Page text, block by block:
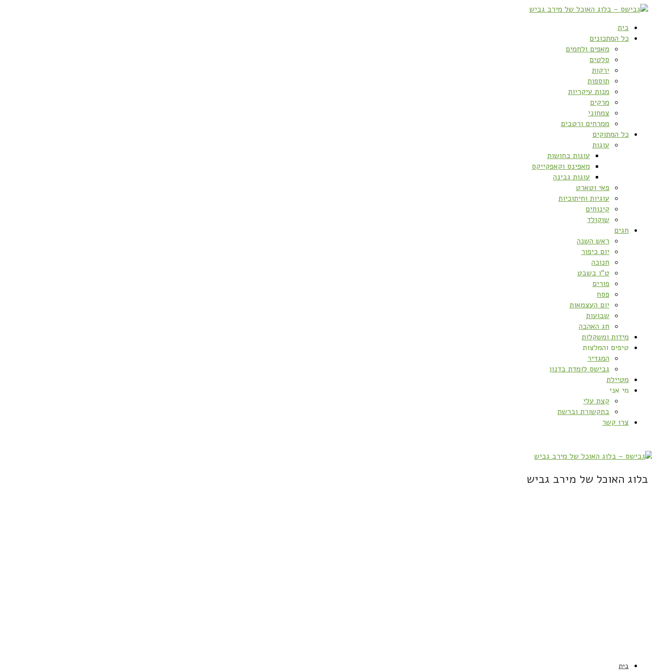
בית
כל המתכונים
מאפים ולחמים
סלטים
ירקות
תוספות
מנות עיקריות
מרקים
צמחוני
ממרחים ורטבים
כל המתוקים
עוגות
עוגות בחושות
מאפינס וקאפקייקס
עוגות גבינה
פאי וטארט
עוגיות וחיתוכיות
קינוחים
שוקולד
חגים
ראש השנה
יום כיפור
חנוכה
ט”ו בשבט
פורים
פסח
יום העצמאות
שבועות
חג האהבה
מידות ומשקלות
טיפים והמלצות
המגדיר
גבישס לומדת בדנון
מטיילת
מי אני
קצת עלי
בתקשורת וברשת
צרו קשר
בלוג האוכל של מירב גביש
בית